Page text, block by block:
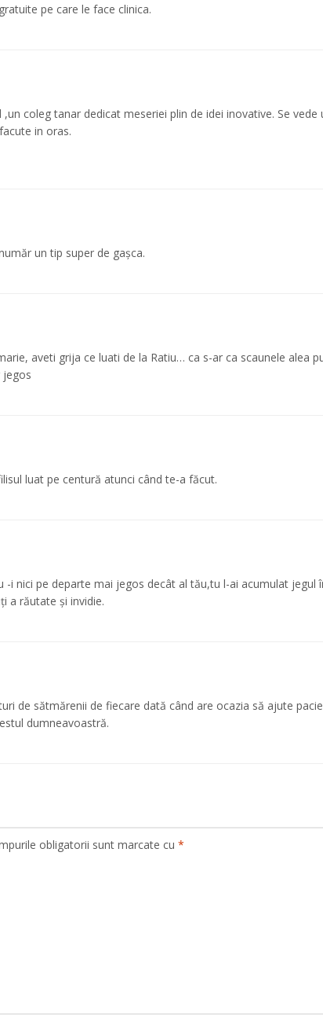
pe care le face clinica.
coleg tanar dedicat meseriei plin de idei inovative. Se vede
in oras.
un tip super de gașca.
aveti grija ce luati de la Ratiu… ca s-ar ca scaunele alea
jegos
luat pe centură atunci când te-a făcut.
-i nici pe departe mai jegos decât al tău,tu l-ai acumulat jegul
a răutate și invidie.
de sătmărenii de fiecare dată când are ocazia să ajute
dumneavoastră.
obligatorii sunt marcate cu *